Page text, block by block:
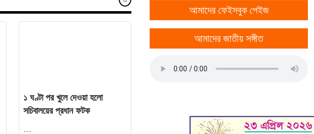
গাজায় বোর্ড অব পিসের প্রথম নির্মাণ কাজ, হবে সামরিক ঘাঁটি
10
নেপালের আকাশে ভয় পেলেন অপু বিশ্বাস!
সাকিবকে দেশে ফেরানো নিয়ে আগের অবস্থান থেকে সরে গেলেন
১ ঘণ্টা পর খুলে দেওয়া হলো
সচিবালয়ের প্রধান ফটক
…
আমাদের ফেইসবুক পেইজ
আমাদের জাতীয় সঙ্গীত